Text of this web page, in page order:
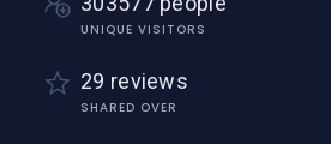
UNIQUE VISITORS
29 reviews
SHARED OVER